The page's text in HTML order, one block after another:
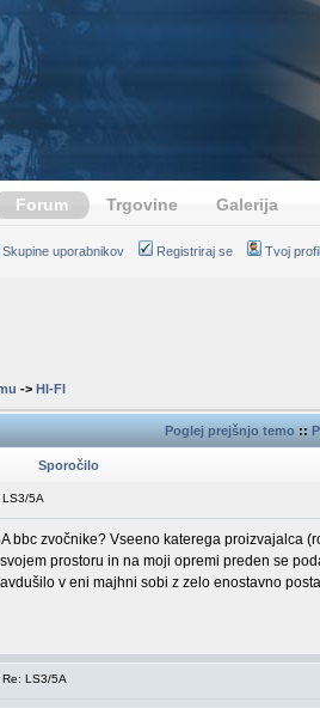
Forum Trgovine Galerija
Skupine uporabnikov Registriraj se Tvoj profil
-> HI-FI
Poglej prejšnjo temo ::
Sporočilo
5A
bbc zvočnike? Vseeno katerega proizvajalca
prostoru in na moji opremi preden se
v eni majhni sobi z zelo enostavno
LS3/5A